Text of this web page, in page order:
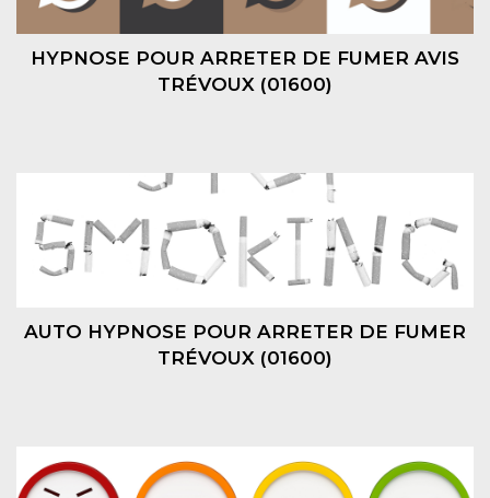
HYPNOSE POUR ARRETER DE FUMER AVIS
TRÉVOUX (01600)
AUTO HYPNOSE POUR ARRETER DE FUMER
TRÉVOUX (01600)